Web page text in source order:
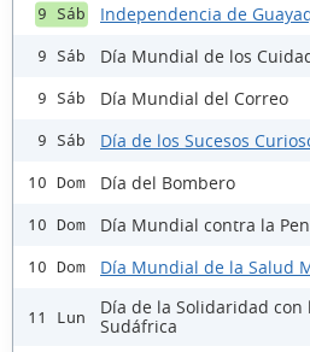
9 Sáb Independencia de
9 Sáb Día Mundial de los
9 Sáb Día Mundial del Correo
9 Sáb Día de los Sucesos
10 Dom Día del Bombero
10 Dom Día Mundial contra la
10 Dom Día Mundial de la Salud
11 Lun
Día de la Solidaridad con
Sudáfrica